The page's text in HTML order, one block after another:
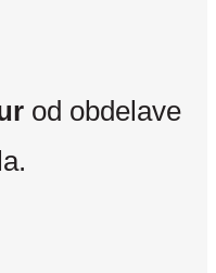
od obdelave